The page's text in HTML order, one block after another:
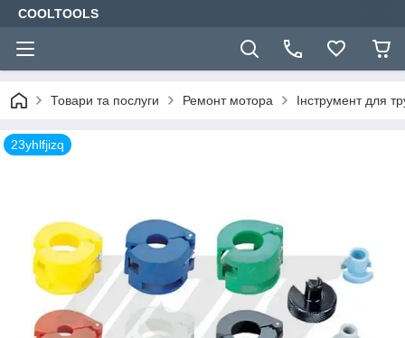
COOLTOOLS
Товари та послуги Ремонт мотора Інструмент для
23yhlfjizq